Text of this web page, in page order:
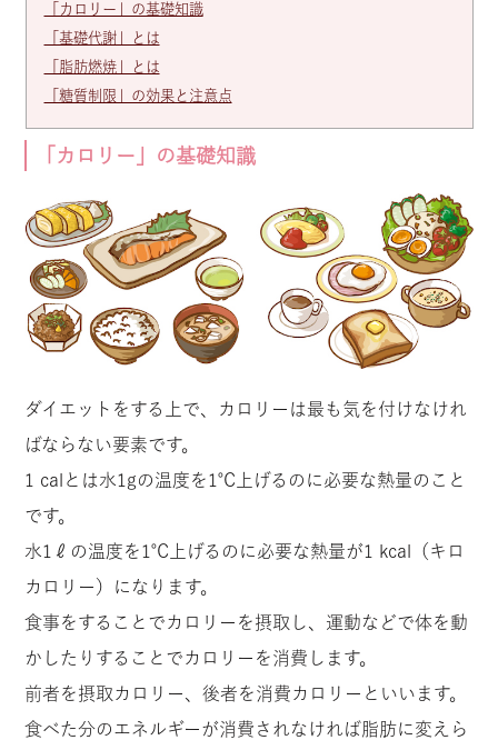
「カロリー」の基礎知識
「基礎代謝」とは
「脂肪燃焼」とは
「糖質制限」の効果と注意点
「カロリー」の基礎知識
ダイエットをする上で、カロリーは最も気を付けなけれ
ばならない要素です。
1 calとは水1gの温度を1℃上げるのに必要な熱量のこと
です。
水1ℓの温度を1℃上げるのに必要な熱量が1 kcal（キロ
カロリー）になります。
食事をすることでカロリーを摂取し、運動などで体を動
かしたりすることでカロリーを消費します。
前者を摂取カロリー、後者を消費カロリーといいます。
食べた分のエネルギーが消費されなければ脂肪に変えら